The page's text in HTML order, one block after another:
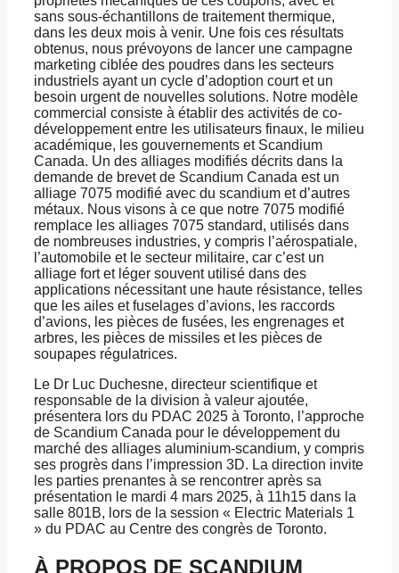
sans sous-échantillons de traitement thermique,
dans les deux mois à venir. Une fois ces résultats
obtenus, nous prévoyons de lancer une campagne
marketing ciblée des poudres dans les secteurs
industriels ayant un cycle d’adoption court et un
besoin urgent de nouvelles solutions. Notre modèle
commercial consiste à établir des activités de co-
développement entre les utilisateurs finaux, le milieu
académique, les gouvernements et Scandium
Canada. Un des alliages modifiés décrits dans la
demande de brevet de Scandium Canada est un
alliage 7075 modifié avec du scandium et d’autres
métaux. Nous visons à ce que notre 7075 modifié
remplace les alliages 7075 standard, utilisés dans
de nombreuses industries, y compris l’aérospatiale,
l’automobile et le secteur militaire, car c’est un
alliage fort et léger souvent utilisé dans des
applications nécessitant une haute résistance, telles
que les ailes et fuselages d’avions, les raccords
d’avions, les pièces de fusées, les engrenages et
arbres, les pièces de missiles et les pièces de
soupapes régulatrices.
Le Dr Luc Duchesne, directeur scientifique et
responsable de la division à valeur ajoutée,
présentera lors du PDAC 2025 à Toronto, l’approche
de Scandium Canada pour le développement du
marché des alliages aluminium-scandium, y compris
ses progrès dans l’impression 3D. La direction invite
les parties prenantes à se rencontrer après sa
présentation le mardi 4 mars 2025, à 11h15 dans la
salle 801B, lors de la session « Electric Materials 1
» du PDAC au Centre des congrès de Toronto.
À PROPOS DE SCANDIUM